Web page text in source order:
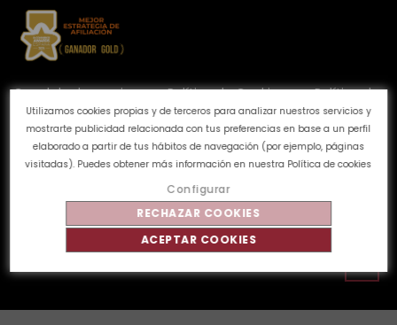
Utilizamos cookies propias y de terceros para analizar nuestros servicios y
mostrarte publicidad relacionada con tus preferencias en base a un perfil
elaborado a partir de tus hábitos de navegación (por ejemplo, páginas
visitadas). Puedes obtener más información en nuestra Política de cookies
Configurar
RECHAZAR COOKIES
ACEPTAR COOKIES
Canal de denuncias Política de Cookies
Política de
Privacidad
Aviso Legal
Preguntas frecuentes
Calidad y Medioambiente
2026 - Todos los derechos reservados